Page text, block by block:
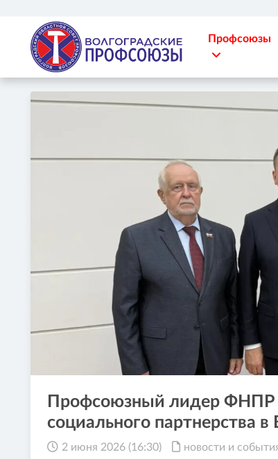
Профсоюзы
Профсоюзный лидер ФНПР
социального партнерства в
2 июня 2026 (16:30) новости и